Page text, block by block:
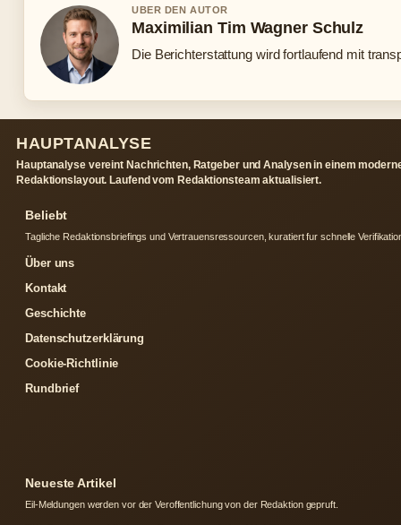
UBER DEN AUTOR
Maximilian Tim Wagner Schulz
Die Berichterstattung wird fortlaufend mit
HAUPTANALYSE
Hauptanalyse vereint Nachrichten, Ratgeber und Analysen in einem
Redaktionslayout. Laufend vom Redaktionsteam aktualisiert.
Beliebt
Tagliche Redaktionsbriefings und Vertrauensressourcen, kuratiert fur schnelle
Über uns
Kontakt
Geschichte
Datenschutzerklärung
Cookie-Richtlinie
Rundbrief
Neueste Artikel
Eil-Meldungen werden vor der Veroffentlichung von der Redaktion gepruft.